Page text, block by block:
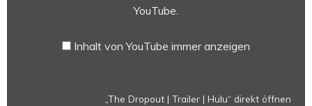
YouTube.
Inhalt von YouTube immer anzeigen
„The Dropout | Trailer | Hulu“ direkt öffnen